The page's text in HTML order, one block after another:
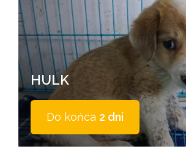
HULK
Do końca 2 dni